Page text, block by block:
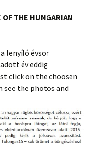
THE HUNGARIAN
lenyíló évsor
év eddig
click on the choosen
see the photos and